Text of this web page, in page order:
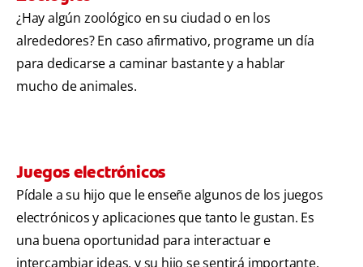
¿Hay algún zoológico en su ciudad o en los
alrededores? En caso afirmativo, programe un día
para dedicarse a caminar bastante y a hablar
mucho de animales.
Juegos electrónicos
Pídale a su hijo que le enseñe algunos de los juegos
electrónicos y aplicaciones que tanto le gustan. Es
una buena oportunidad para interactuar e
intercambiar ideas, y su hijo se sentirá importante.